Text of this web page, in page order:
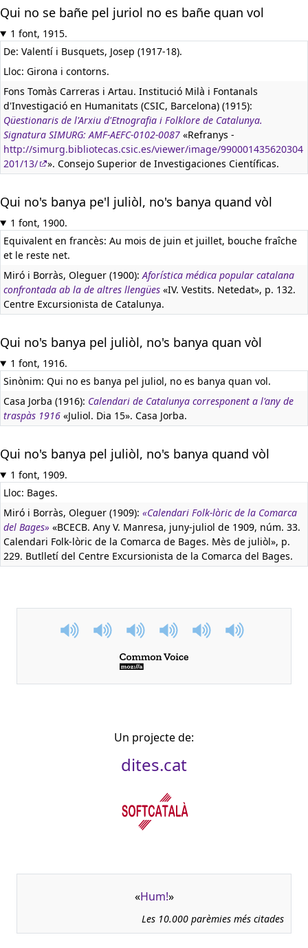
Qui no se bañe pel juriol no es bañe quan vol
1 font, 1915.
De: Valentí i Busquets, Josep (1917-18).
Lloc: Girona i contorns.
Fons Tomàs Carreras i Artau. Institució Milà i Fontanals
d'Investigació en Humanitats (CSIC, Barcelona) (1915):
Qüestionaris de l'Arxiu d'Etnografia i Folklore de Catalunya.
Signatura SIMURG: AMF-AEFC-0102-0087 «Refranys -
http://simurg.bibliotecas.csic.es/viewer/image/990001435620304
201/13/
». Consejo Superior de Investigaciones Científicas.
Qui no's banya pe'l juliòl, no's banya quand vòl
1 font, 1900.
Equivalent en francès: Au mois de juin et juillet, bouche fraîche
et le reste net.
Miró i Borràs, Oleguer (1900):Aforística médica popular catalana
confrontada ab la de altres llengües «IV. Vestits. Netedat», p. 132.
Centre Excursionista de Catalunya.
Qui no's banya pel juliòl, no's banya quan vòl
1 font, 1916.
Sinònim: Qui no es banya pel juliol, no es banya quan vol.
Casa Jorba (1916): Calendari de Catalunya corresponent a l'any de
traspàs 1916 «Juliol. Dia 15». Casa Jorba.
Qui no's banya pel juliòl, no's banya quand vòl
1 font, 1909.
Lloc: Bages.
Miró i Borràs, Oleguer (1909): «Calendari Folk-lòric de la Comarca
del Bages» «BCECB. Any V. Manresa, juny-juliol de 1909, núm. 33.
Calendari Folk-lòric de la Comarca de Bages. Mès de juliòl», p.
229. Butlletí del Centre Excursionista de la Comarca del Bages.
Un projecte de:
dites.cat
«Hum!»
Les 10.000 parèmies més citades